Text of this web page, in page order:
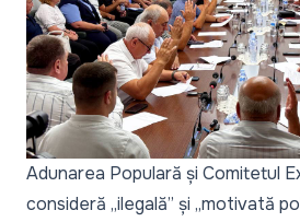
Adunarea Populară și Comitetul
consideră „ilegală” și „motivată